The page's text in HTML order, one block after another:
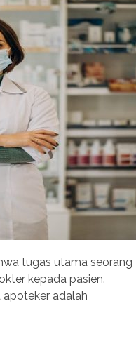
tugas utama seorang
kepada pasien.
apoteker adalah